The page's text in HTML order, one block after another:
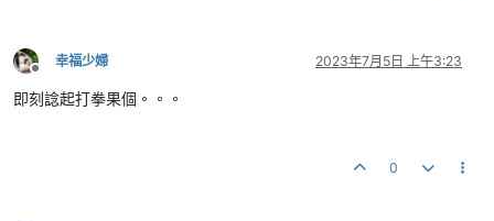
離線
幸福少婦 2023年7月5日 上午3:23
即刻諗起打拳果個。。。
0